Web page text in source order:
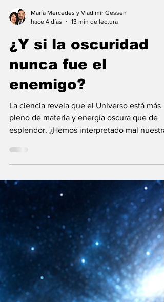
hace 4 días
13 min de lectura
¿Y si la oscuridad
nunca fue el
enemigo?
La ciencia revela que el Universo está más
pleno de materia y energía oscura que de
esplendor. ¿Hemos interpretado mal
diferencias?